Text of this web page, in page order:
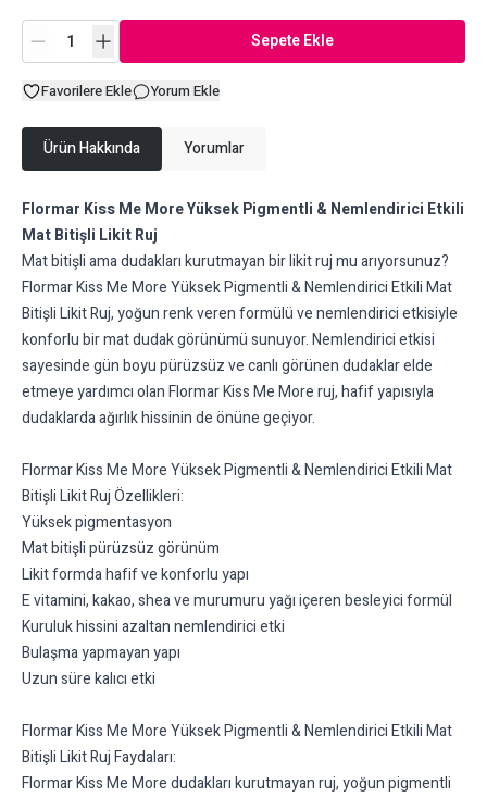
Sepete Ekle
Favorilere Ekle Yorum Ekle
Ürün Hakkında Yorumlar
Flormar Kiss Me More Yüksek Pigmentli & Nemlendirici Etkili
Mat Bitişli Likit Ruj
Mat bitişli ama dudakları kurutmayan bir likit ruj mu arıyorsunuz?
Flormar Kiss Me More Yüksek Pigmentli & Nemlendirici Etkili Mat
Bitişli Likit Ruj, yoğun renk veren formülü ve nemlendirici etkisiyle
konforlu bir mat dudak görünümü sunuyor. Nemlendirici etkisi
sayesinde gün boyu pürüzsüz ve canlı görünen dudaklar elde
etmeye yardımcı olan Flormar Kiss Me More ruj, hafif yapısıyla
dudaklarda ağırlık hissinin de önüne geçiyor.
Flormar Kiss Me More Yüksek Pigmentli & Nemlendirici Etkili Mat
Bitişli Likit Ruj Özellikleri:
Yüksek pigmentasyon
Mat bitişli pürüzsüz görünüm
Likit formda hafif ve konforlu yapı
E vitamini, kakao, shea ve murumuru yağı içeren besleyici formül
Kuruluk hissini azaltan nemlendirici etki
Bulaşma yapmayan yapı
Uzun süre kalıcı etki
Flormar Kiss Me More Yüksek Pigmentli & Nemlendirici Etkili Mat
Bitişli Likit Ruj Faydaları:
Flormar Kiss Me More dudakları kurutmayan ruj, yoğun pigmentli